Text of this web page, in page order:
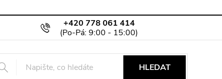
+420 778 061 414
podmínky Podmínky ochrany osobních údajů
HLEDAT